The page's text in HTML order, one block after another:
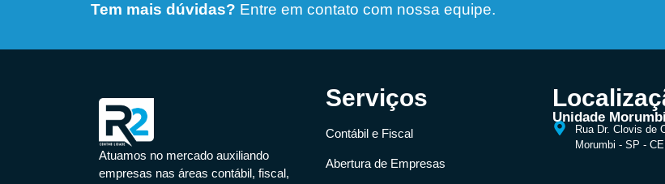
Tem mais dúvidas? Entre em contato com nossa equipe.
Atuamos no mercado auxiliando
empresas nas áreas contábil, fiscal,
Serviços
Contábil e Fiscal
Abertura de Empresas
Unidade
Rua Dr. Clovis de
Morumbi - SP -